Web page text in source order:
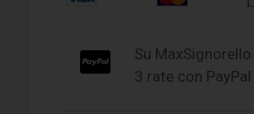
Su
3 rate con PayPal